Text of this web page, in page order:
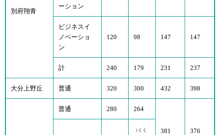
別府翔青
ーション
ビジネスイ
ノベーショ
ン
120 98 147 147
計 240 179 231 237
大分上野丘 普通 320 300 432 398
普通 280 264
381
376
（くく